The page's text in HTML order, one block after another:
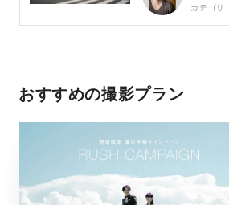
カテゴリ
おすすめの撮影プラン